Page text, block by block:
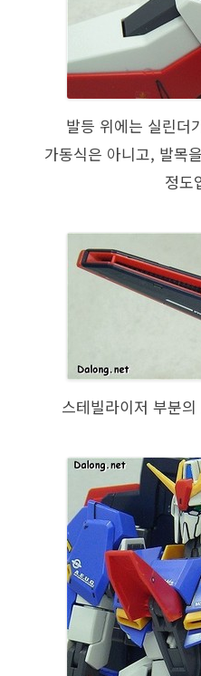
발등 위에는 실린더
가동식은 아니고, 발목
정도
스테빌라이저 부분